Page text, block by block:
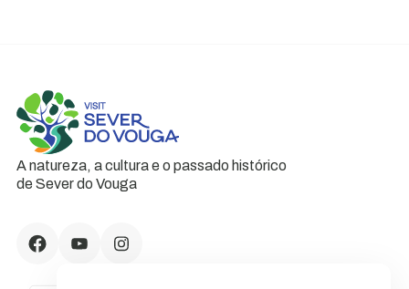
A natureza, a cultura e o passado histórico
de Sever do Vouga